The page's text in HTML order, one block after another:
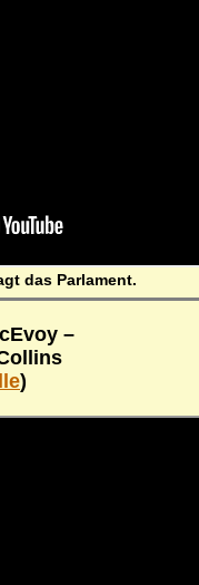
das Parlament.
–
)